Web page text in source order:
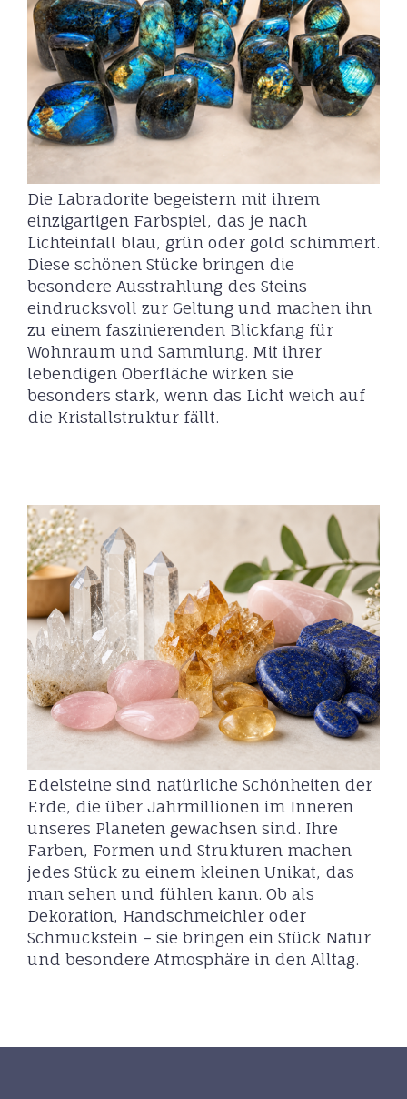
Die Labradorite begeistern mit ihrem
einzigartigen Farbspiel, das je nach
Lichteinfall blau, grün oder gold schimmert.
Diese schönen Stücke bringen die
besondere Ausstrahlung des Steins
eindrucksvoll zur Geltung und machen ihn
zu einem faszinierenden Blickfang für
Wohnraum und Sammlung. Mit ihrer
lebendigen Oberfläche wirken sie
besonders stark, wenn das Licht weich auf
die Kristallstruktur fällt.
Edelsteine sind natürliche Schönheiten der
Erde, die über Jahrmillionen im Inneren
unseres Planeten gewachsen sind. Ihre
Farben, Formen und Strukturen machen
jedes Stück zu einem kleinen Unikat, das
man sehen und fühlen kann. Ob als
Dekoration, Handschmeichler oder
Schmuckstein – sie bringen ein Stück Natur
und besondere Atmosphäre in den Alltag.